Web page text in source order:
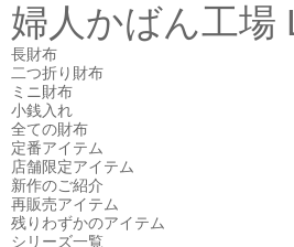
婦人かばん工場
長財布
二つ折り財布
ミニ財布
小銭入れ
全ての財布
定番アイテム
店舗限定アイテム
新作のご紹介
再販売アイテム
残りわずかのアイテム
シリーズ一覧